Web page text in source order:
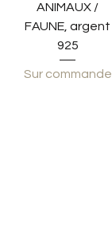
ANIMAUX /
FAUNE, argent
925
Sur commande